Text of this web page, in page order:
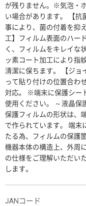
が残りません。※気泡・
い場合があります。 【抗
事により、菌の付着を抑
工】フィルム表面のハー
く、フィルムをキレイな
ッ素コート加工により指
清潔に保ちます。 【ジョ
って貼り付けの位置合わ
対応。 ※端末に保護シー
使用ください。 ～液晶保
保護フィルムの形状は、
で作られています。 端末
たる為、フィルムの保護
機器本体の構造上、外周
の仕様をご理解いただい
します。
JANコード